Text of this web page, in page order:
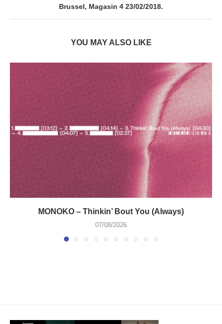
Brussel, Magasin 4 23/02/2018.
YOU MAY ALSO LIKE
MONOKO – Thinkin’ Bout You (Always)
07/08/2026